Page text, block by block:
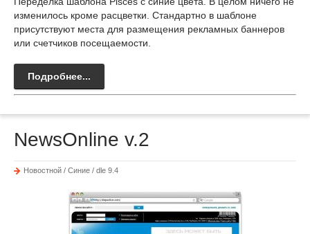
изменилось кроме расцветки. Стандартно в шаблоне
присутствуют места для размещения рекламных баннеров
или счетчиков посещаемости.
Подробнее...
NewsOnline v.2
Новостной / Синие / dle 9.4